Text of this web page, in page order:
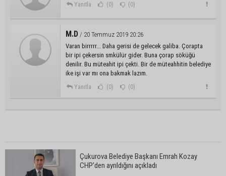
Yanıtla (0) (0)
M.D / 20 Temmuz 2019 20:26
Varan birrrrr... Daha gerisi de gelecek galiba. Çorapta
bir ipi çekersin smkülür gider. Buna çorap söküğü
denilir. Bu müteahit ipi çekti. Bir de müteahhitin belediye
ike işi var mı ona bakmak lazım.
Yanıtla (0) (0)
Çukurova Belediye Başkanı Emrah Kozay
CHP’den ayrıldığını açıkladı